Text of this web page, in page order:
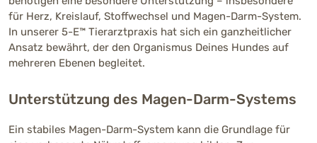
für Herz, Kreislauf, Stoffwechsel und Magen-Darm-System.
In unserer 5-E™ Tierarztpraxis hat sich ein ganzheitlicher
Ansatz bewährt, der den Organismus Deines Hundes auf
mehreren Ebenen begleitet.
Unterstützung des Magen-Darm-Systems
Ein stabiles Magen-Darm-System kann die Grundlage für